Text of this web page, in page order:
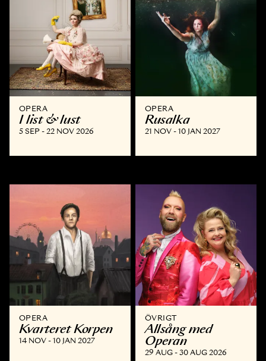
OPERA
I list & lust
5 SEP - 22 NOV 2026
OPERA
Rusalka
21 NOV - 10 JAN 2027
OPERA
Kvarteret Korpen
14 NOV - 10 JAN 2027
ÖVRIGT
Allsång med
Operan
29 AUG - 30 AUG 2026